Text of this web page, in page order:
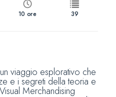
10 ore 39
viaggio esplorativo che
e i segreti della teoria e
Merchandising